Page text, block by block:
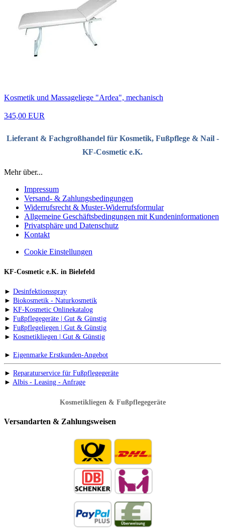
Kosmetik und Massageliege "Ardea", mechanisch
345,00 EUR
Lieferant & Fachgroßhandel für Kosmetik, Fußpflege & Nail -
KF-Cosmetic e.K.
Mehr über...
Impressum
Versand- & Zahlungsbedingungen
Widerrufsrecht & Muster-Widerrufsformular
Allgemeine Geschäftsbedingungen mit Kundeninformationen
Privatsphäre und Datenschutz
Kontakt
Cookie Einstellungen
KF-Cosmetic e.K. in Bielefeld
► Desinfektionsspray
► Biokosmetik - Naturkosmetik
► KF-Kosmetic Onlinekatalog
► Fußpflegegeräte | Gut & Günstig
► Fußpflegeliegen | Gut & Günstig
► Kosmetikliegen | Gut & Günstig
► Eigenmarke Erstkunden-Angebot
► Reparaturservice für Fußpflegegeräte
► Albis - Leasing - Anfrage
Kosmetikliegen & Fußpflegegeräte
Versandarten & Zahlungsweisen